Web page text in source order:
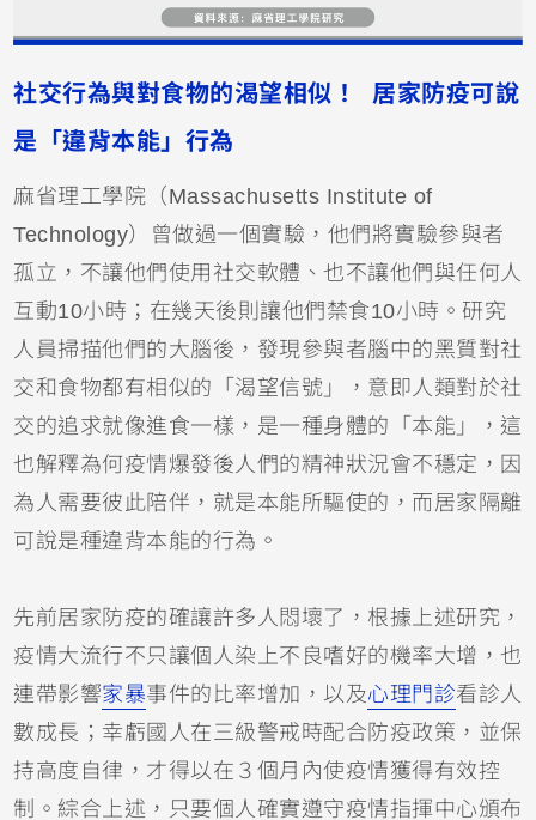
社交行為與對食物的渴望相似！ 居家防疫可說
是「違背本能」行為
麻省理工學院（Massachusetts Institute of
Technology）曾做過一個實驗，他們將實驗參與者
孤立，不讓他們使用社交軟體、也不讓他們與任何人
互動10小時；在幾天後則讓他們禁食10小時。研究
人員掃描他們的大腦後，發現參與者腦中的黑質對社
交和食物都有相似的「渴望信號」，意即人類對於社
交的追求就像進食一樣，是一種身體的「本能」，這
也解釋為何疫情爆發後人們的精神狀況會不穩定，因
為人需要彼此陪伴，就是本能所驅使的，而居家隔離
可說是種違背本能的行為。
先前居家防疫的確讓許多人悶壞了，根據上述研究，
疫情大流行不只讓個人染上不良嗜好的機率大增，也
連帶影響家暴事件的比率增加，以及心理門診看診人
數成長；幸虧國人在三級警戒時配合防疫政策，並保
持高度自律，才得以在３個月內使疫情獲得有效控
制。綜合上述，只要個人確實遵守疫情指揮中心頒布